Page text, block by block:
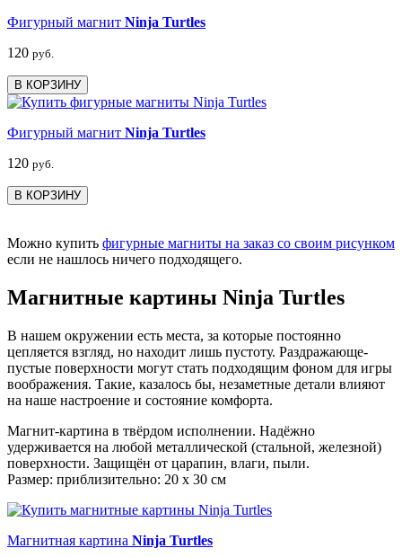
Фигурный магнит Ninja Turtles
120 руб.
В КОРЗИНУ
Фигурный магнит Ninja Turtles
120 руб.
В КОРЗИНУ
Можно купить фигурные магниты на заказ со своим рисунком
если не нашлось ничего подходящего.
Магнитные картины Ninja Turtles
В нашем окружении есть места, за которые постоянно
цепляется взгляд, но находит лишь пустоту. Раздражающе-
пустые поверхности могут стать подходящим фоном для игры
воображения. Такие, казалось бы, незаметные детали влияют
на наше настроение и состояние комфорта.
Магнит-картина в твёрдом исполнении. Надёжно
удерживается на любой металлической (стальной, железной)
поверхности. Защищён от царапин, влаги, пыли.
Размер: приблизительно: 20 х 30 см
Магнитная картина Ninja Turtles